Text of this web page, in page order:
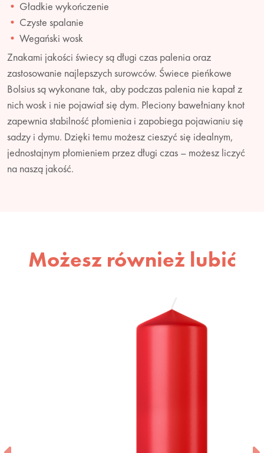
Gładkie wykończenie
Czyste spalanie
Wegański wosk
Znakami jakości świecy są długi czas palenia oraz
zastosowanie najlepszych surowców. Świece pieńkowe
Bolsius są wykonane tak, aby podczas palenia nie kapał z
nich wosk i nie pojawiał się dym. Pleciony bawełniany knot
zapewnia stabilność płomienia i zapobiega pojawianiu się
sadzy i dymu. Dzięki temu możesz cieszyć się idealnym,
jednostajnym płomieniem przez długi czas – możesz liczyć
na naszą jakość.
Możesz również lubić